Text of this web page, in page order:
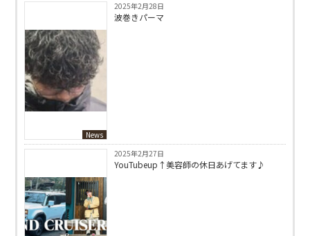
News
2025年2月28日
波巻きパーマ
2025年2月27日
YouTubeup↑美容師の休日あげてます♪